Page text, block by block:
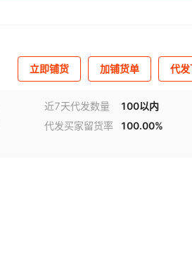
立即铺货 加铺货单 代
近7天代发数量
100以内
代发买家留货率
100.00%